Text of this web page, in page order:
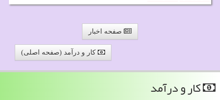
صفحه اخبار
کار و درآمد (صفحه اصلی)
كار و درآمد